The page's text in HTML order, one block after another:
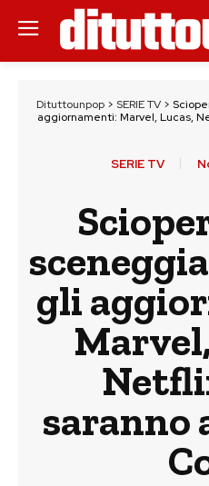
Dituttounpop> SERIE TV>
aggiornamenti: Marvel, Lucas,
SERIE TV
gli
saranno